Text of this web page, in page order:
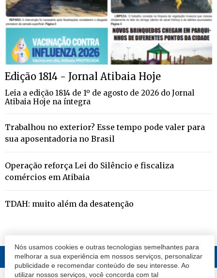
Nós usamos cookies e outras tecnologias semelhantes para
melhorar a sua experiência em nossos serviços, personalizar
publicidade e recomendar conteúdo de seu interesse. Ao
utilizar nossos serviços, você concorda com tal
Edição 1814 - Jornal Atibaia Hoje
Leia a edição 1814 de 1º de agosto de 2026 do Jornal
Atibaia Hoje na íntegra
Trabalhou no exterior? Esse tempo pode valer para
sua aposentadoria no Brasil
Operação reforça Lei do Silêncio e fiscaliza
comércios em Atibaia
TDAH: muito além da desatenção